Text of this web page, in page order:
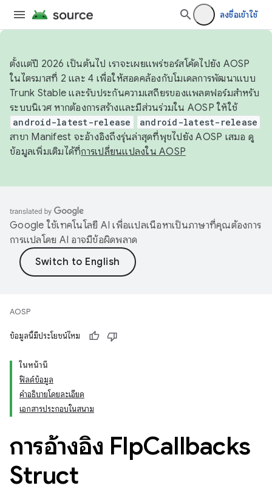
ลงชื่อเข้าใช้
ตั้งแต่ปี 2026 เป็นต้นไป เราจะเผยแพร่ซอร์สโค้ดไปยัง AOSP
ในไตรมาสที่ 2 และ 4 เพื่อให้สอดคล้องกับโมเดลการพัฒนาแบบ
Trunk Stable และรับประกันความเสถียรของแพลตฟอร์มสำหรับ
ระบบนิเวศ หากต้องการสร้างและมีส่วนร่วมใน AOSP ให้ใช้
android-latest-release android-latest-release
สาขา Manifest จะอ้างอิงถึงรุ่นล่าสุดที่พุชไปยัง AOSP เสมอ ดู
ข้อมูลเพิ่มเติมได้ที่การเปลี่ยนแปลงใน AOSP
Google ใช้เทคโนโลยี AI เพื่อแปลเนื้อหาเป็นภาษาที่คุณต้องการ
การแปลโดย AI อาจมีข้อผิดพลาด
AOSP
ข้อมูลนี้มีประโยชน์ไหม
ในหน้านี้
ฟิลด์ข้อมูล
คำอธิบายโดยละเอียด
เอกสารประกอบในสนาม
การอ้างอิง FlpCallbacks
Struct